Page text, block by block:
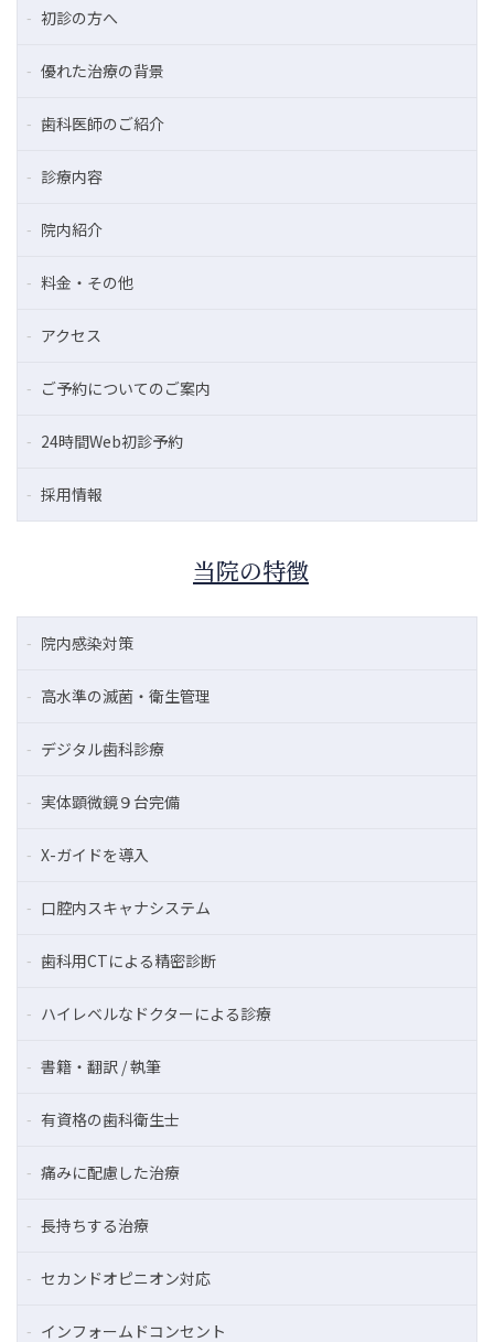
初診の方へ
優れた治療の背景
歯科医師のご紹介
診療内容
院内紹介
料金・その他
アクセス
ご予約についてのご案内
24時間Web初診予約
採用情報
当院の特徴
院内感染対策
高水準の滅菌・衛生管理
デジタル歯科診療
実体顕微鏡９台完備
X-ガイドを導入
口腔内スキャナシステム
歯科用CTによる精密診断
ハイレベルなドクターによる診療
書籍・翻訳 / 執筆
有資格の歯科衛生士
痛みに配慮した治療
長持ちする治療
セカンドオピニオン対応
インフォームドコンセント